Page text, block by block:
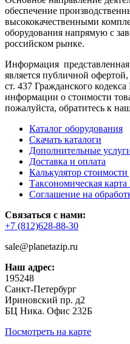
обеспечение
высококачественными
оборудования напрямую с
российском рынке.
Информация представленная
является публичной
ст. 437 Гражданского
информации о стоимости
пожалуйста, обратитесь к
Каталог оборудования
Скачать каталоги
Дополнительные
Доставка и оплата
Калькулятор стоимости
Таксономическая
Соглашение на
Связаться с нами:
+7 (812)628-88-30
sale@planetazip.ru
Наш адрес:
195248
Санкт-Петербург
Ириновский пр. д2
БЦ Ника. Офис 232Б
Посмотреть на карте